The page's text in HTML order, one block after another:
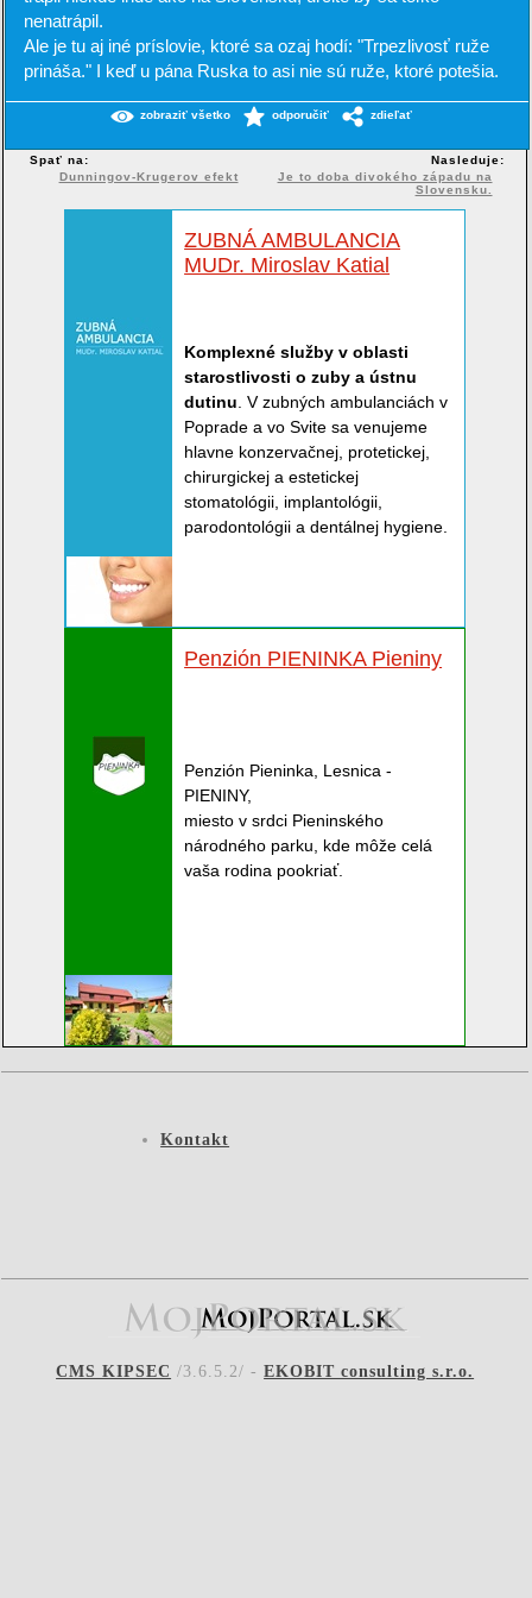
Spať na:
Dunningov-Krugerov efekt
nenatrápil.
Ale je tu aj iné príslovie, ktoré sa ozaj hodí: "Trpezlivosť ruže
prináša." I keď u pána Ruska to asi nie sú ruže, ktoré potešia.
Nasleduje:
Je to doba divokého západu na
Slovensku.
zobraziť všetko odporučiť zdieľať
ZUBNÁ AMBULANCIA
MUDr. Miroslav Katial
Komplexné služby v oblasti
starostlivosti o zuby a ústnu
dutinu . V zubných ambulanciách v
Poprade a vo Svite sa venujeme
hlavne konzervačnej, protetickej,
chirurgickej a estetickej
stomatológii, implantológii,
parodontológii a dentálnej hygiene.
Penzión PIENINKA Pieniny
Penzión Pieninka, Lesnica -
PIENINY,
miesto v srdci Pieninského
národného parku, kde môže celá
vaša rodina pookriať.
Kontakt
CMS KIPSEC /3.6.5.2/ -EKOBIT consulting s.r.o.